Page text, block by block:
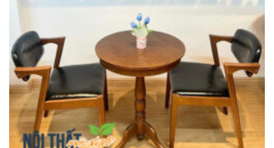
1. Bàn ghế gỗ cafe giá rẻ nhất.
Chúng tôi tự tin mình cung cấp những bộ bàn ghế cafe
với giá rẻ nhất.
Sử dụng toàn bộ nguyên liệu bằng gỗ thông dạng tấm
hay từ những
thanh pallet gỗ thông
tái chế. Nguồn
nguyên liệu giá rẻ này được xử lý cẩn thận, kỹ lưỡng.